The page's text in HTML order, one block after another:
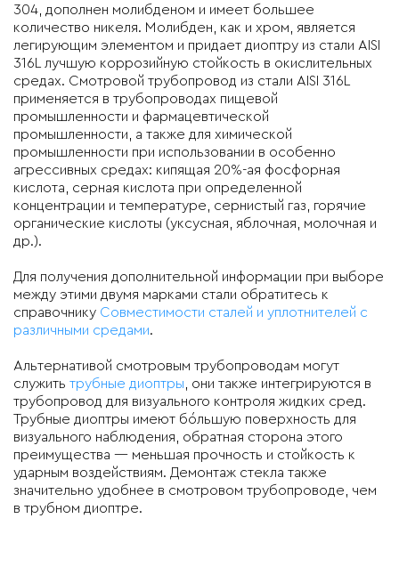
304, дополнен молибденом и имеет большее
количество никеля. Молибден, как и хром, является
легирующим элементом и придает диоптру из стали AISI
316L лучшую коррозийную стойкость в окислительных
средах. Смотровой трубопровод из стали AISI 316L
применяется в трубопроводах пищевой
промышленности и фармацевтической
промышленности, а также для химической
промышленности при использовании в особенно
агрессивных средах: кипящая 20%-ая фосфорная
кислота, серная кислота при определенной
концентрации и температуре, сернистый газ, горячие
органические кислоты (уксусная, яблочная, молочная и
др.).
Для получения дополнительной информации при выборе
между этими двумя марками стали обратитесь к
справочнику Совместимости сталей и уплотнителей с
различными средами.
Альтернативой смотровым трубопроводам могут
служить трубные диоптры , они также интегрируются в
трубопровод для визуального контроля жидких сред.
Трубные диоптры имеют бóльшую поверхность для
визуального наблюдения, обратная сторона этого
преимущества — меньшая прочность и стойкость к
ударным воздействиям. Демонтаж стекла также
значительно удобнее в смотровом трубопроводе, чем
в трубном диоптре.